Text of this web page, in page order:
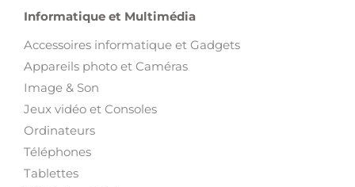
Informatique et Multimédia
Accessoires informatique et Gadgets
Appareils photo et Caméras
Image & Son
Jeux vidéo et Consoles
Ordinateurs
Téléphones
Tablettes